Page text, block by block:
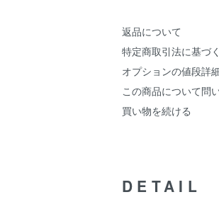
返品について
特定商取引法に基づ
オプションの値段詳
この商品について問
買い物を続ける
DETAIL